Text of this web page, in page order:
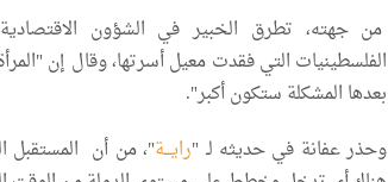
من جهته، تطرق الخبير في الشؤون
الفلسطينيات التي فقدت معيل أسرتها، وقال إن
بعدها المشكلة ستكون أكبر".
وحذر عفانة في حديثه لـ "رايـــة"، من أن المستقبل